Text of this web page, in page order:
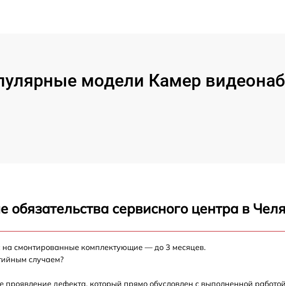
модели Камер
обязательства сервисного центра в
на смонтированные комплектующие — до 3 месяцев.
случаем?
проявление дефекта, который прямо обусловлен с выполненной